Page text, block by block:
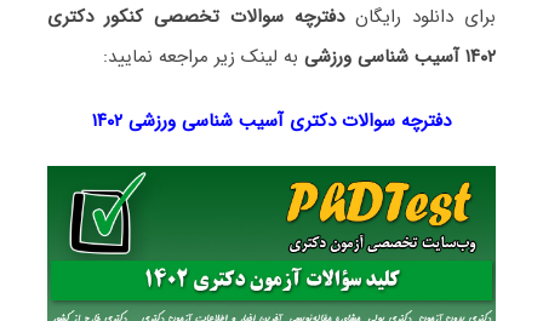
برای دانلود رایگاندفترچه سوالات تخصصی کنکور دکتری
۱۴۰۲ آسیب شناسی ورزشی
به لینک زیر مراجعه نمایید:
دفترچه سوالات دکتریآسیب شناسی ورزشی ۱۴۰۲